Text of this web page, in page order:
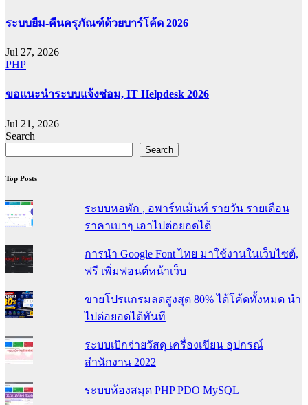
ระบบยืม-คืนครุภัณฑ์ด้วยบาร์โค้ด 2026
Jul 27, 2026
PHP
ขอแนะนำระบบแจ้งซ่อม, IT Helpdesk 2026
Jul 21, 2026
Search
Search
Top Posts
ระบบหอพัก , อพาร์ทเม้นท์ รายวัน รายเดือน
ราคาเบาๆ เอาไปต่อยอดได้
การนำ Google Font ไทย มาใช้งานในเว็บไซต์,
ฟรี เพิ่มฟอนต์หน้าเว็บ
ขายโปรแกรมลดสูงสุด 80% ได้โค้ดทั้งหมด นำ
ไปต่อยอดได้ทันที
ระบบเบิกจ่ายวัสดุ เครื่องเขียน อุปกรณ์
สำนักงาน 2022
ระบบห้องสมุด PHP PDO MySQL